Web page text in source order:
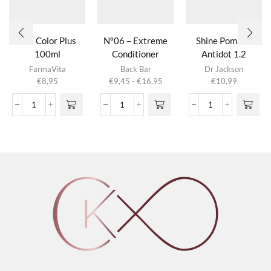
Life Color Plus
100ml
FarmaVita
€8,95
Life
heeft
meerdere
Deze optie
Nº06 – Extreme
Conditioner
Avocado & Wheat
Back Bar
€9,45 - €16,95Prijsklasse:
tot
Nº06
heeft
meerdere
Deze optie
Shine Pomade
Antidot 1.2
Dr Jackson
€10,99
Shine